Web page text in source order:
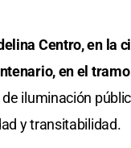
Centro, en la
en el
iluminación
y transitabilidad.